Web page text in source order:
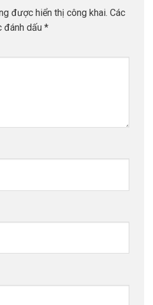
được hiển thị công khai. Các
đánh dấu *